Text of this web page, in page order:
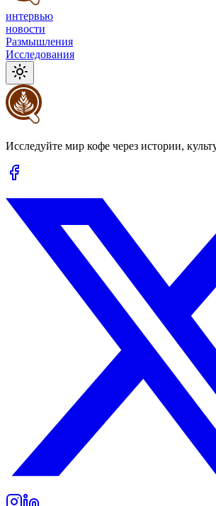
интервью
новости
Размышления
Исследования
Исследуйте мир кофе через истории,